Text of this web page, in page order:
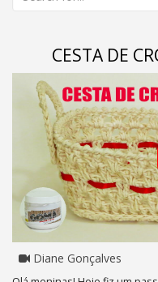
CESTA DE
Diane Gonçalves